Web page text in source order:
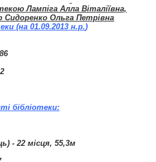
Лампіга Алла Віталіївна,
Сидоренко Ольга Петрівна
(на01.09.2013 н.р.)
бібліотеки:
- 22 місця, 55,3м